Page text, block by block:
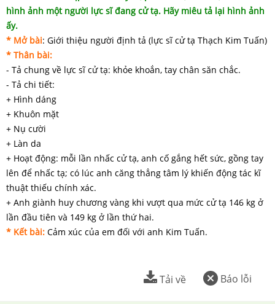
hình ảnh một người lực sĩ đang cử tạ. Hãy miêu tả lại hình ảnh
ấy.
* Mở bài: Giới thiệu người định tả (lực sĩ cử tạ Thạch Kim Tuấn)
* Thân bài:
- Tả chung về lực sĩ cử tạ: khỏe khoắn, tay chân săn chắc.
- Tả chi tiết:
+ Hình dáng
+ Khuôn mặt
+ Nụ cười
+ Làn da
+ Hoạt động: mỗi lần nhấc cử tạ, anh cố gắng hết sức, gồng tay
lên để nhấc tạ; có lúc anh căng thẳng tâm lý khiến động tác kĩ
thuật thiếu chính xác.
+ Anh giành huy chương vàng khi vượt qua mức cử tạ 146 kg ở
lần đầu tiên và 149 kg ở lần thứ hai.
* Kết bài: Cảm xúc của em đối với anh Kim Tuấn.
Báo lỗi
Tải về